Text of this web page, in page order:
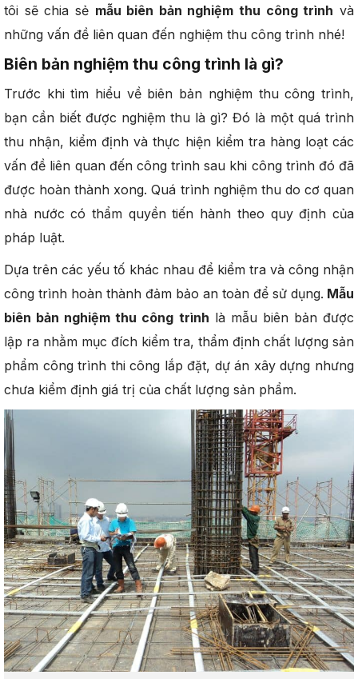
tôi sẽ chia sẻ mẫu biên bản nghiệm thu công trình và
những vấn đề liên quan đến nghiệm thu công trình nhé!
Biên bản nghiệm thu công trình là gì?
Trước khi tìm hiểu về biên bản nghiệm thu công trình,
bạn cần biết được nghiệm thu là gì? Đó là một quá trình
thu nhận, kiểm định và thực hiện kiểm tra hàng loạt các
vấn đề liên quan đến công trình sau khi công trình đó đã
được hoàn thành xong. Quá trình nghiệm thu do cơ quan
nhà nước có thẩm quyền tiến hành theo quy định của
pháp luật.
Dựa trên các yếu tố khác nhau để kiểm tra và công nhận
công trình hoàn thành đảm bảo an toàn để sử dụng. Mẫu
biên bản nghiệm thu công trình là mẫu biên bản được
lập ra nhằm mục đích kiểm tra, thẩm định chất lượng sản
phẩm công trình thi công lắp đặt, dự án xây dựng nhưng
chưa kiểm định giá trị của chất lượng sản phẩm.